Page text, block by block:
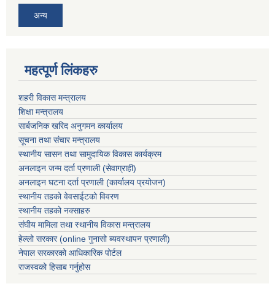
अन्य
महत्पूर्ण लिंकहरु
शहरी विकास मन्त्रालय
शिक्षा मन्त्रालय
सार्बजनिक खरिद अनुगमन कार्यालय
सूचना तथा संचार मन्त्रालय
स्थानीय सासन तथा सामुदायिक विकास कार्यक्रम
अनलाइन जन्म दर्ता प्रणाली (सेवाग्राही)
अनलाइन घटना दर्ता प्रणाली (कार्यालय प्रयोजन)
स्थानीय तहको वेवसाईटको विवरण
स्थानीय तहको नक्साहरु
संघीय मामिला तथा स्थानीय विकास मन्त्रालय
हेल्लो सरकार (online गुनासो ब्यवस्थापन प्रणाली)
नेपाल सरकारको आधिकारिक पोर्टल
राजस्वको हिसाब गर्नुहोस